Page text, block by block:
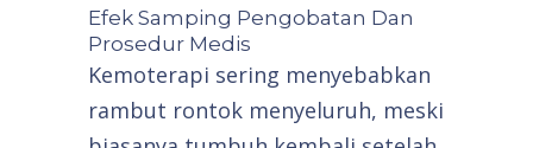
Efek Samping Pengobatan Dan
Prosedur Medis
Kemoterapi sering menyebabkan
rambut rontok menyeluruh, meski